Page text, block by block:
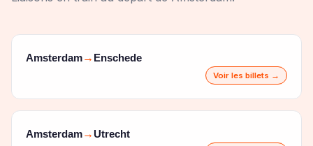
Amsterdam→ Enschede
Voir les billets →
Amsterdam→ Utrecht